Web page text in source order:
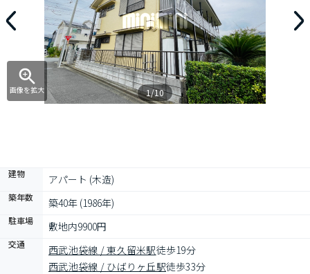
画像を拡大 1/10
建物 アパート (木造)
築年数 築40年 (1986年)
駐車場 敷地内9900円
交通 西武池袋線 / 東久留米駅徒歩19分
西武池袋線 / ひばりヶ丘駅徒歩33分